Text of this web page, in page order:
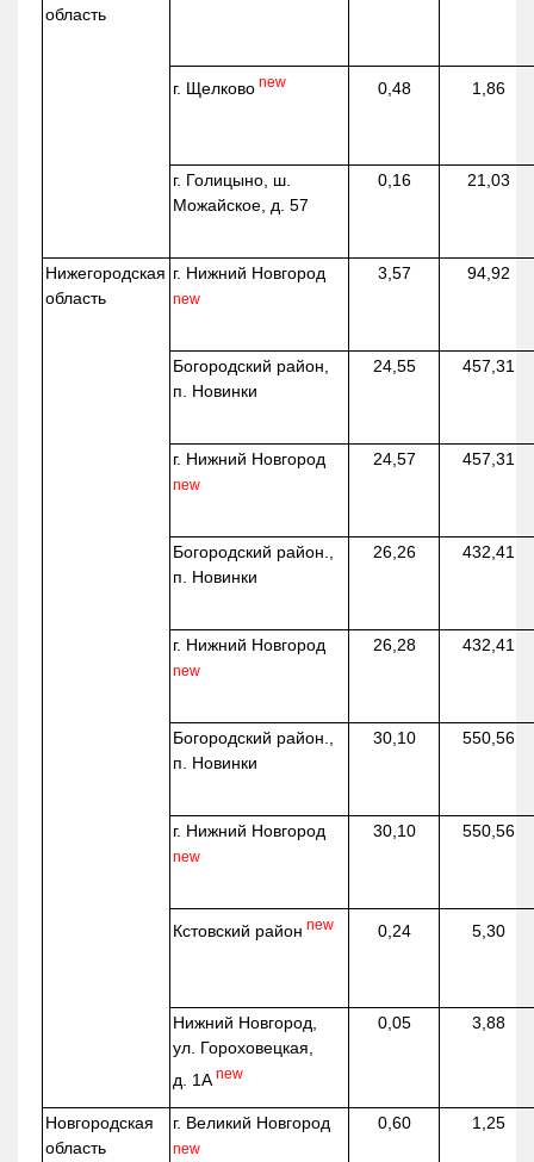
область
г. Щелково new 0,48 1,86
г. Голицыно, ш.
Можайское, д. 57
0,16 21,03
Нижегородская
область
г. Нижний Новгород
new
3,57 94,92
Богородский район,
п. Новинки
24,55 457,31
г. Нижний Новгород
new
24,57 457,31
Богородский район.,
п. Новинки
26,26 432,41
г. Нижний Новгород
new
26,28 432,41
Богородский район.,
п. Новинки
30,10 550,56
г. Нижний Новгород
new
30,10 550,56
Кстовский район new 0,24 5,30
Нижний Новгород,
ул. Гороховецкая,
д. 1А new
0,05 3,88
Новгородская
область
г. Великий Новгород
new
0,60 1,25